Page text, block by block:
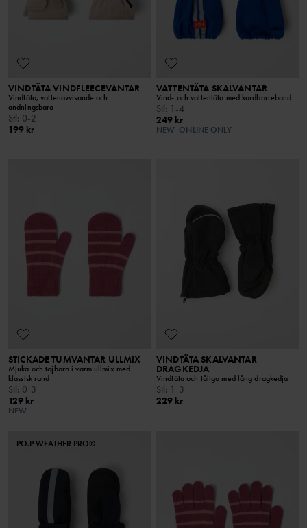
VINDTÄTA VINDFLEECEVANTAR
Vindtäta, vattenavvisande och
andningsbara
Stl: 0-2
199 kr
VATTENTÄTA SKALVANTAR
Vind- och vattentäta med kardborreband
Stl: 1-4
249 kr
NEW ONLINE ONLY
STICKADE TUMVANTAR ULLMIX
Mjuka och töjbara i varm ullmix med
klassisk rand
Stl : 0-3
129 kr
NEW
VINDTÄTA SKALVANTAR
DRAGKEDJA
Vindtäta och tåliga med lång dragkedja
Stl : 1-3
229 kr
PO.P WEATHER PRO®